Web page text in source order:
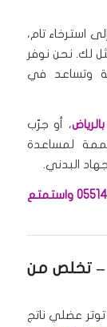
استرخاء تام،
لك. نحن نوفر
وتساعد في
، أو جرّب
لمساعدة
البدني.
لا تتردد، احجز جلستك الآن عبر 0551416363 واستمتع
تخلص من
عضلي ناتج